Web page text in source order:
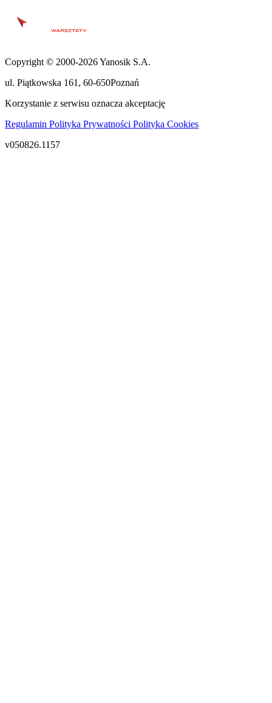
Copyright © 2000-2026 Yanosik S.A.
ul. Piątkowska 161 , 60-650Poznań
Korzystanie z serwisu oznacza akceptację
Regulamin Polityka Prywatności Polityka Cookies
v050826.1157